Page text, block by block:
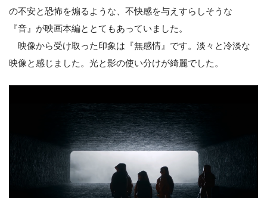
の不安と恐怖を煽るような、不快感を与えすらしそうな
『音』が映画本編ととてもあっていました。
映像から受け取った印象は『無感情』です。淡々と冷淡な
映像と感じました。光と影の使い分けが綺麗でした。